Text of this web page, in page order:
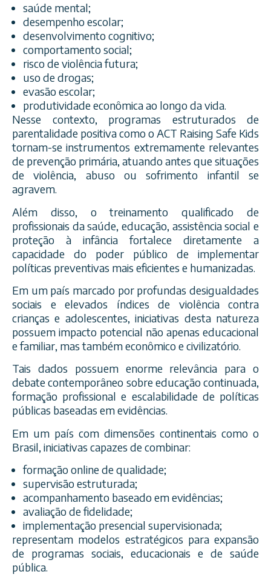
saúde mental;
desempenho escolar;
desenvolvimento cognitivo;
comportamento social;
risco de violência futura;
uso de drogas;
evasão escolar;
produtividade econômica ao longo da vida.
Nesse contexto, programas estruturados de
parentalidade positiva como o ACT Raising Safe Kids
tornam-se instrumentos extremamente relevantes
de prevenção primária, atuando antes que situações
de violência, abuso ou sofrimento infantil se
agravem.
Além disso, o treinamento qualificado de
profissionais da saúde, educação, assistência social e
proteção à infância fortalece diretamente a
capacidade do poder público de implementar
políticas preventivas mais eficientes e humanizadas.
Em um país marcado por profundas desigualdades
sociais e elevados índices de violência contra
crianças e adolescentes, iniciativas desta natureza
possuem impacto potencial não apenas educacional
e familiar, mas também econômico e civilizatório.
Tais dados possuem enorme relevância para o
debate contemporâneo sobre educação continuada,
formação profissional e escalabilidade de políticas
públicas baseadas em evidências.
Em um país com dimensões continentais como o
Brasil, iniciativas capazes de combinar:
formação online de qualidade;
supervisão estruturada;
acompanhamento baseado em evidências;
avaliação de fidelidade;
implementação presencial supervisionada;
representam modelos estratégicos para expansão
de programas sociais, educacionais e de saúde
pública.